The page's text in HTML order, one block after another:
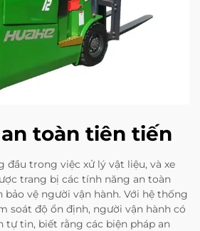
toàn tiên tiến
đầu trong việc xử lý vật liệu, và xe
trang bị các tính năng an toàn
vệ người vận hành. Với hệ thống
soát độ ổn định, người vận hành có
tự tin, biết rằng các biện pháp an